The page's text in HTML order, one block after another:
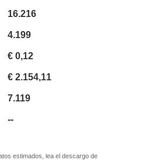
16.216
4.199
€ 0,12
€ 2.154,11
7.119
--
estimados, lea el descargo de